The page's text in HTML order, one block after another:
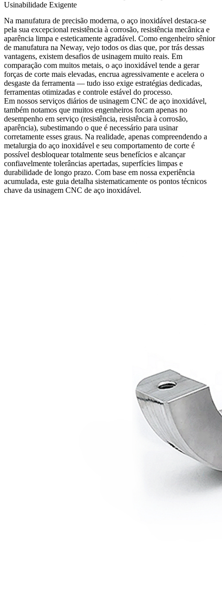
Usinabilidade Exigente
Na manufatura de precisão moderna, o aço inoxidável destaca-se
pela sua excepcional resistência à corrosão, resistência mecânica e
aparência limpa e esteticamente agradável. Como engenheiro sênior
de manufatura na Neway, vejo todos os dias que, por trás dessas
vantagens, existem desafios de usinagem muito reais. Em
comparação com muitos metais, o aço inoxidável tende a gerar
forças de corte mais elevadas, encrua agressivamente e acelera o
desgaste da ferramenta — tudo isso exige estratégias dedicadas,
ferramentas otimizadas e controle estável do processo.
Em nossos serviços diários de usinagem CNC de aço inoxidável,
também notamos que muitos engenheiros focam apenas no
desempenho em serviço (resistência, resistência à corrosão,
aparência), subestimando o que é necessário para usinar
corretamente esses graus. Na realidade, apenas compreendendo a
metalurgia do aço inoxidável e seu comportamento de corte é
possível desbloquear totalmente seus benefícios e alcançar
confiavelmente tolerâncias apertadas, superfícies limpas e
durabilidade de longo prazo. Com base em nossa experiência
acumulada, este guia detalha sistematicamente os pontos técnicos
chave da usinagem CNC de aço inoxidável.